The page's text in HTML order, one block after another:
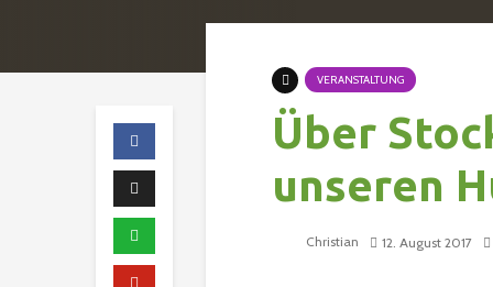
VERANSTALTUNG
Über
unseren
Christian 12. August 2017